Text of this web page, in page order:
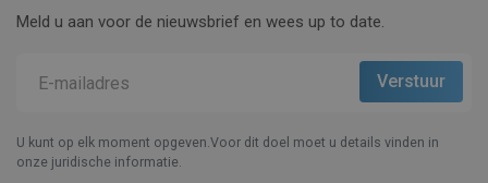
Meld u aan voor de nieuwsbrief en wees up to date.
U kunt op elk moment opgeven.Voor dit doel moet u details vinden in
onze juridische informatie.